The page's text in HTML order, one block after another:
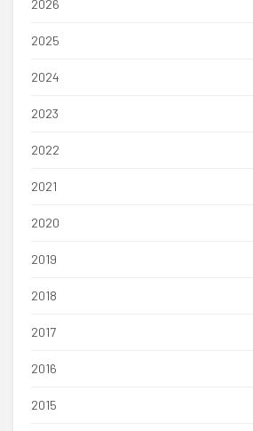
2026
2025
2024
2023
2022
2021
2020
2019
2018
2017
2016
2015